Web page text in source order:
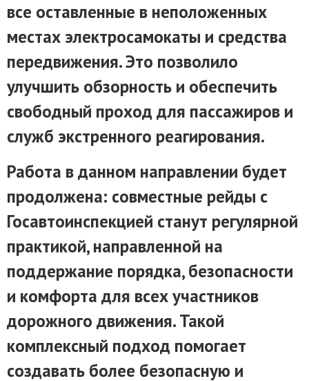
все оставленные в неположенных
местах электросамокаты и средства
передвижения. Это позволило
улучшить обзорность и обеспечить
свободный проход для пассажиров и
служб экстренного реагирования.
Работа в данном направлении будет
продолжена: совместные рейды с
Госавтоинспекцией станут регулярной
практикой, направленной на
поддержание порядка, безопасности
и комфорта для всех участников
дорожного движения. Такой
комплексный подход помогает
создавать более безопасную и